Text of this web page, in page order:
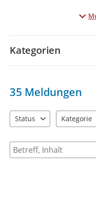
Hinweis: Erledigte
Beendigung nicht mehr
WICHTIG: Meldungen
liegen in der
und können über
werden:
Kategorien
35 Meldungen
Status
Kategorie
Suche nach Meldungen